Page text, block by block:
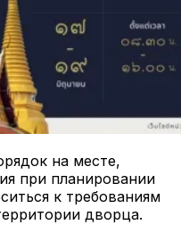
на месте,
при планировании
к требованиям
дворца.